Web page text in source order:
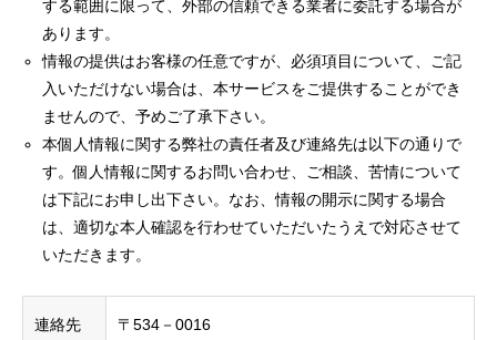
する範囲に限って、外部の信頼できる業者に委託する場合が
あります。
情報の提供はお客様の任意ですが、必須項目について、ご記
入いただけない場合は、本サービスをご提供することができ
ませんので、予めご了承下さい。
本個人情報に関する弊社の責任者及び連絡先は以下の通りで
す。個人情報に関するお問い合わせ、ご相談、苦情について
は下記にお申し出下さい。なお、情報の開示に関する場合
は、適切な本人確認を行わせていただいたうえで対応させて
いただきます。
連絡先
〒534－0016